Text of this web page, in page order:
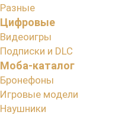
Разные
Цифровые
Видеоигры
Подписки и DLC
Моба-каталог
Бронефоны
Игровые модели
Наушники